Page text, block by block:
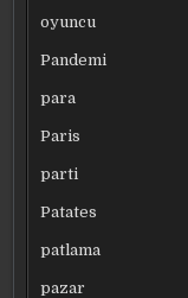
oyuncu
Pandemi
para
Paris
parti
Patates
patlama
pazar